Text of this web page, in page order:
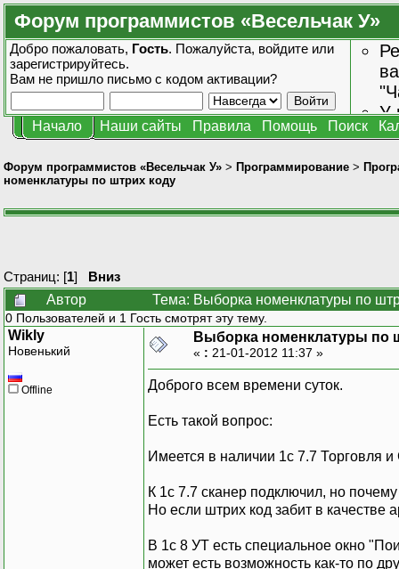
Форум программистов «Весельчак У»
Добро пожаловать, Гость. Пожалуйста, войдите или
зарегистрируйтесь.
Вам не пришло письмо с кодом активации?
У
Начало Наши сайты Правила Помощь Поиск
Форум программистов «Весельчак У» > Программирование >
номенклатуры по штрих коду
Страниц: [1] Вниз
Автор
Тема: Выборка номенклатуры по
0 Пользователей и 1 Гость смотрят эту тему.
Wikly
Новенький
Offline
Выборка номенклатуры по
« : 21-01-2012 11:37 »
Доброго всем времени суток.
Есть такой вопрос:
Имеется в наличии 1с 7.7 Торговля
К 1с 7.7 сканер подключил, но
Но если штрих код забит в качестве
В 1с 8 УТ есть специальное окно
может есть возможность как-то по